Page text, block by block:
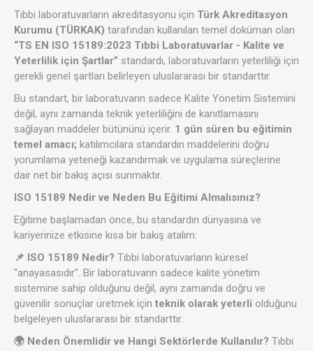
Tıbbi laboratuvarların akreditasyonu için Türk Akreditasyon
Kurumu (TÜRKAK) tarafından kullanılan temel doküman olan
“TS EN ISO 15189:2023 Tıbbi Laboratuvarlar - Kalite ve
Yeterlilik için Şartlar” standardı, laboratuvarların yeterliliği için
gerekli genel şartları belirleyen uluslararası bir standarttır.
Bu standart, bir laboratuvarın sadece Kalite Yönetim Sistemini
değil, aynı zamanda teknik yeterliliğini de kanıtlamasını
sağlayan maddeler bütününü içerir. 1 gün süren bu eğitimin
temel amacı; katılımcılara standardın maddelerini doğru
yorumlama yeteneği kazandırmak ve uygulama süreçlerine
dair net bir bakış açısı sunmaktır.
ISO 15189 Nedir ve Neden Bu Eğitimi Almalısınız?
Eğitime başlamadan önce, bu standardın dünyasına ve
kariyerinize etkisine kısa bir bakış atalım:
📌 ISO 15189 Nedir? Tıbbi laboratuvarların küresel
"anayasasıdır". Bir laboratuvarın sadece kalite yönetim
sistemine sahip olduğunu değil, aynı zamanda doğru ve
güvenilir sonuçlar üretmek için teknik olarak yeterli olduğunu
belgeleyen uluslararası bir standarttır.
🌍 Neden Önemlidir ve Hangi Sektörlerde Kullanılır? Tıbbi